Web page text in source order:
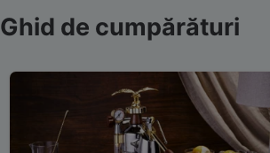
Ghid de cumpărături